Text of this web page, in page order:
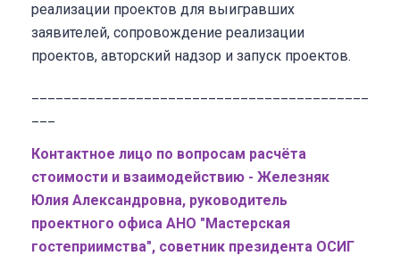
реализации проектов для выигравших
заявителей, сопровождение реализации
проектов, авторский надзор и запуск проектов.
Контактное лицо по вопросам расчёта
стоимости и взаимодействию - Железняк
Юлия Александровна, руководитель
проектного офиса АНО "Мастерская
гостеприимства", советник президента ОСИГ